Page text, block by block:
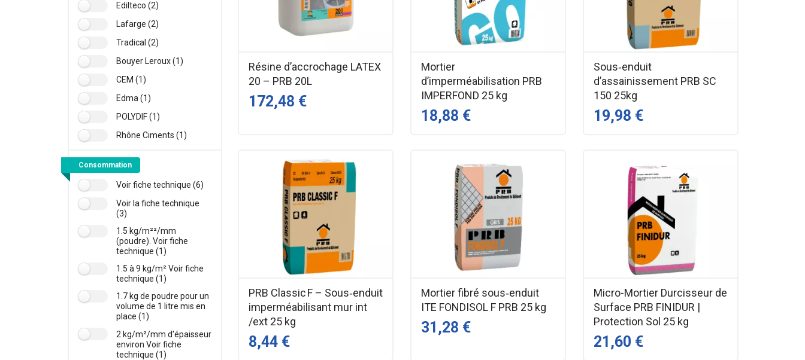
Edilteco (2)
Lafarge (2)
Tradical (2)
Bouyer Leroux (1)
CEM (1)
Edma (1)
POLYDIF (1)
Rhône Ciments (1)
Consommation
Voir fiche technique (6)
Voir la fiche technique
(3)
1.5 kg/m²²/mm
(poudre). Voir fiche
technique (1)
1.5 à 9 kg/m² Voir fiche
technique (1)
1.7 kg de poudre pour un
volume de 1 litre mis en
place (1)
2 kg/m²/mm d'épaisseur
environ Voir fiche
technique (1)
Résine d’accrochage LATEX
20 – PRB 20L
172,48 €
Mortier
d’imperméabilisation PRB
IMPERFOND 25 kg
18,88 €
Sous‑enduit
d’assainissement PRB SC
150 25kg
19,98 €
PRB Classic F – Sous‑enduit
imperméabilisant mur int
/ext 25 kg
8,44 €
Mortier fibré sous‑enduit
ITE FONDISOL F PRB 25 kg
31,28 €
Micro-Mortier Durcisseur de
Surface PRB FINIDUR |
Protection Sol 25 kg
21,60 €